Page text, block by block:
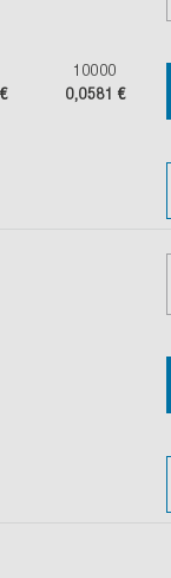
10000
0,0581 €